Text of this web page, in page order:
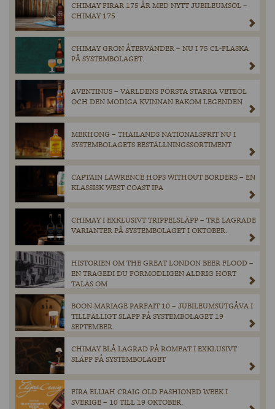
CHIMAY FIRAR 175 ÅR MED NYTT JUBILEUMSÖL –
CHIMAY 175
CHIMAY GRÖN ÅTERVÄNDER – NU I 75 CL-FLASKA
PÅ SYSTEMBOLAGET.
AVENTINUS – VÄRLDENS FÖRSTA STARKA VETEÖL
OCH DEN MODIGA KVINNAN BAKOM LEGENDEN
MEKHONG – THAILANDS NATIONALSPRIT NU I
SYSTEMBOLAGETS BESTÄLLNINGSSORTIMENT
CAPTAIN LAWRENCE HOPS WITHOUT BORDERS – EN
KLASSISK WEST COAST IPA
CHIMAY I EXKLUSIVT TRIPPELSLÄPP – TRE LAGRADE
VARIANTER PÅ SYSTEMBOLAGET I OKTOBER.
HISTORIEN OM THE GREAT LONDON BEER FLOOD –
EN TRAGEDI DU FÖRMODLIGEN ALDRIG HÖRT
TALAS OM
BOON MARIAGE PARFAIT 10 – JUBILEUMSUTGÅVA I
TILLFÄLLIGT SLÄPP PÅ SYSTEMBOLAGET 19
SEPTEMBER.
CHIMAY BLÅ LAGRAD PÅ ROMFAT I EXKLUSIVT
SLÄPP PÅ SYSTEMBOLAGET
FIRA ELIJAH CRAIG OLD FASHIONED WEEK I
SVERIGE – 10 TILL 19 OKTOBER.